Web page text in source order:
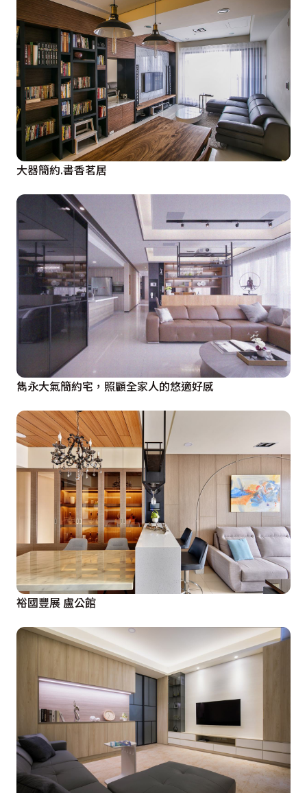
大器簡約.書香茗居
雋永大氣簡約宅，照顧全家人的悠適好感
裕國豐展 盧公館